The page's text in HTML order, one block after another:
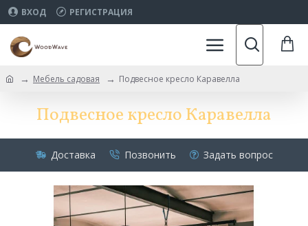
ВХОД РЕГИСТРАЦИЯ
Мебель садовая Подвесное кресло Каравелла
Подвесное кресло Каравелла
Доставка Позвонить Задать вопрос